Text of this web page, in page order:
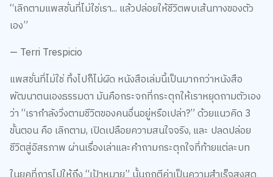
“เลิกตามแพสชั่นที่ไม่ใช่เรา... แล้วปล่อยให้ชีวิตพบเส้นทางของตัว
เอง”
— Terri Trespicio
แพสชั่นที่ไม่ใช่ ทิ้งไปก็ไม่ผิด หนังสือเล่มนี้เป็นมากกว่าหนังสือ
พัฒนาตนเองธรรมดา มันคือกระจกที่กระตุกให้เราหยุดถามตัวเอง
ว่า “เรากำลังวิ่งตามชีวิตของคนอื่นอยู่หรือเปล่า?” ด้วยแนวคิด 3
ขั้นตอน คือ เลิกตาม, เปิดเปลือยความสนใจจริง, และ ปลดปล่อย
ชีวิตสู่อิสรภาพ ผ่านเรื่องเล่าและคำถามกระตุกใจที่ท้ายแต่ละบท